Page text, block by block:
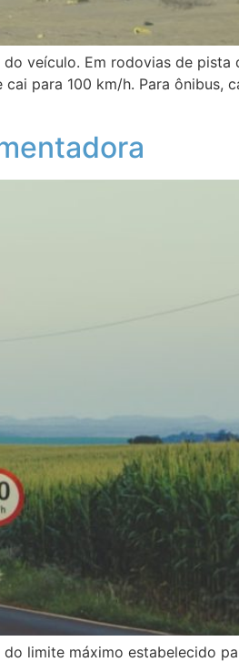
veículo. Em rodovias de pista
para 100 km/h. Para ônibus,
limite máximo estabelecido